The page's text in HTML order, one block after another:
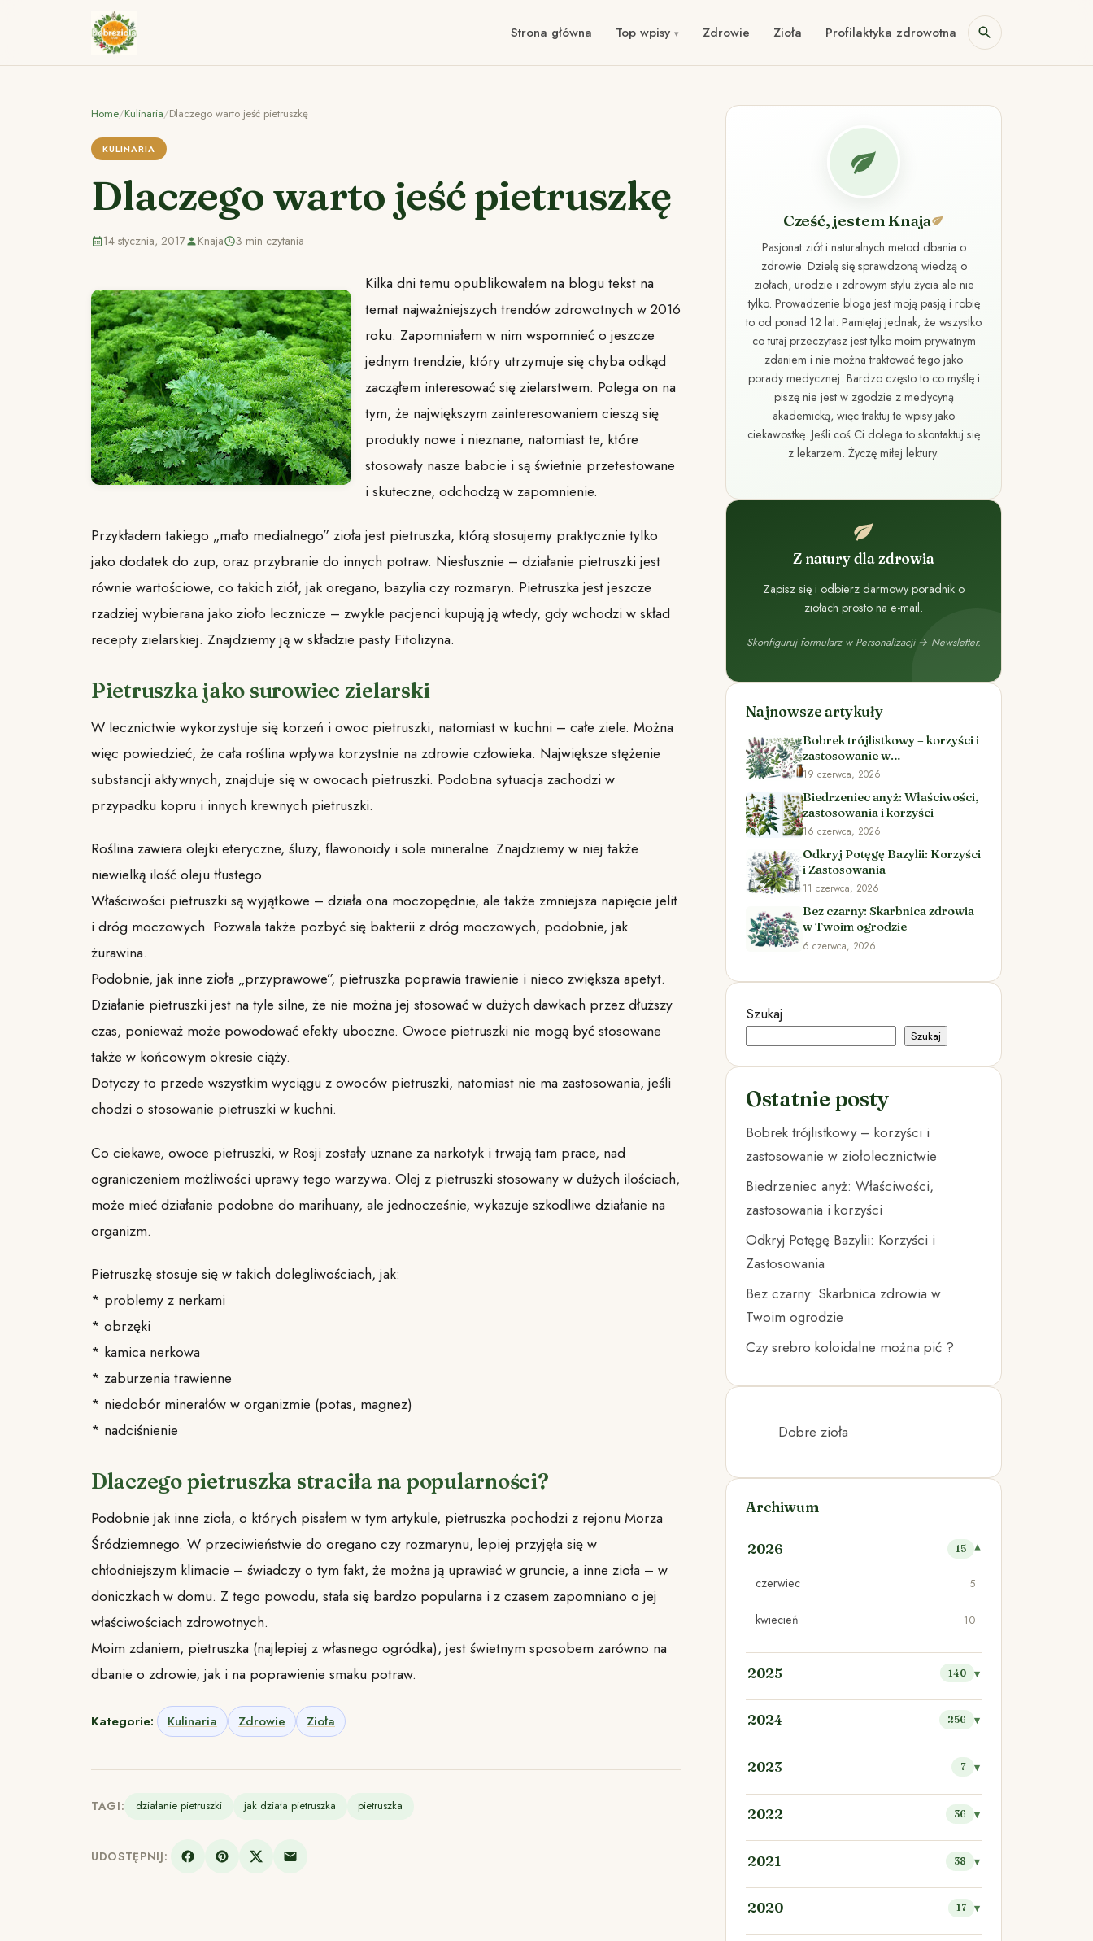
Strona główna Top wpisy Zdrowie Zioła Profilaktyka zdrowotna
Home/Kulinaria/Dlaczego warto jeść pietruszkę
KULINARIA
Dlaczego warto jeść pietruszkę
14 stycznia, 2017 Knaja 3 min czytania
Kilka dni temu opublikowałem na blogu tekst na
temat najważniejszych trendów zdrowotnych w 2016
roku. Zapomniałem w nim wspomnieć o jeszcze
jednym trendzie, który utrzymuje się chyba odkąd
zacząłem interesować się zielarstwem. Polega on na
tym, że największym zainteresowaniem cieszą się
produkty nowe i nieznane, natomiast te, które
stosowały nasze babcie i są świetnie przetestowane
i skuteczne, odchodzą w zapomnienie.
Przykładem takiego „mało medialnego” zioła jest pietruszka, którą stosujemy praktycznie tylko
jako dodatek do zup, oraz przybranie do innych potraw. Niesłusznie – działanie pietruszki jest
równie wartościowe, co takich ziół, jak oregano, bazylia czy rozmaryn. Pietruszka jest jeszcze
rzadziej wybierana jako zioło lecznicze – zwykle pacjenci kupują ją wtedy, gdy wchodzi w skład
recepty zielarskiej. Znajdziemy ją w składzie pasty Fitolizyna.
Pietruszka jako surowiec zielarski
W lecznictwie wykorzystuje się korzeń i owoc pietruszki, natomiast w kuchni – całe ziele. Można
więc powiedzieć, że cała roślina wpływa korzystnie na zdrowie człowieka. Największe stężenie
substancji aktywnych, znajduje się w owocach pietruszki. Podobna sytuacja zachodzi w
przypadku kopru i innych krewnych pietruszki.
Roślina zawiera olejki eteryczne, śluzy, flawonoidy i sole mineralne. Znajdziemy w niej także
niewielką ilość oleju tłustego.
Właściwości pietruszki są wyjątkowe – działa ona moczopędnie, ale także zmniejsza napięcie jelit
i dróg moczowych. Pozwala także pozbyć się bakterii z dróg moczowych, podobnie, jak
żurawina.
Podobnie, jak inne zioła „przyprawowe”, pietruszka poprawia trawienie i nieco zwiększa apetyt.
Działanie pietruszki jest na tyle silne, że nie można jej stosować w dużych dawkach przez dłuższy
czas, ponieważ może powodować efekty uboczne. Owoce pietruszki nie mogą być stosowane
także w końcowym okresie ciąży.
Dotyczy to przede wszystkim wyciągu z owoców pietruszki, natomiast nie ma zastosowania, jeśli
chodzi o stosowanie pietruszki w kuchni.
Co ciekawe, owoce pietruszki, w Rosji zostały uznane za narkotyk i trwają tam prace, nad
ograniczeniem możliwości uprawy tego warzywa. Olej z pietruszki stosowany w dużych ilościach,
może mieć działanie podobne do marihuany, ale jednocześnie, wykazuje szkodliwe działanie na
organizm.
Pietruszkę stosuje się w takich dolegliwościach, jak:
* problemy z nerkami
* obrzęki
* kamica nerkowa
* zaburzenia trawienne
* niedobór minerałów w organizmie (potas, magnez)
* nadciśnienie
Dlaczego pietruszka straciła na popularności?
Podobnie jak inne zioła, o których pisałem w tym artykule, pietruszka pochodzi z rejonu Morza
Śródziemnego. W przeciwieństwie do oregano czy rozmarynu, lepiej przyjęła się w
chłodniejszym klimacie – świadczy o tym fakt, że można ją uprawiać w gruncie, a inne zioła – w
doniczkach w domu. Z tego powodu, stała się bardzo popularna i z czasem zapomniano o jej
właściwościach zdrowotnych.
Moim zdaniem, pietruszka (najlepiej z własnego ogródka), jest świetnym sposobem zarówno na
dbanie o zdrowie, jak i na poprawienie smaku potraw.
Kategorie: Kulinaria Zdrowie Zioła
TAGI: działanie pietruszki jak działa pietruszka pietruszka
UDOSTĘPNIJ:
Cześć, jestem Knaja
Pasjonat ziół i naturalnych metod dbania o
zdrowie. Dzielę się sprawdzoną wiedzą o
ziołach, urodzie i zdrowym stylu życia ale nie
tylko. Prowadzenie bloga jest moją pasją i robię
to od ponad 12 lat. Pamiętaj jednak, że wszystko
co tutaj przeczytasz jest tylko moim prywatnym
zdaniem i nie można traktować tego jako
porady medycznej. Bardzo często to co myślę i
piszę nie jest w zgodzie z medycyną
akademicką, więc traktuj te wpisy jako
ciekawostkę. Jeśli coś Ci dolega to skontaktuj się
z lekarzem. Życzę miłej lektury.
Z natury dla zdrowia
Zapisz się i odbierz darmowy poradnik o
ziołach prosto na e-mail.
Skonfiguruj formularz w Personalizacji → Newsletter.
Najnowsze artykuły
Bobrek trójlistkowy – korzyści i
zastosowanie w
ziołolecznictwie
19 czerwca, 2026
Biedrzeniec anyż: Właściwości,
zastosowania i korzyści
16 czerwca, 2026
Odkryj Potęgę Bazylii: Korzyści
i Zastosowania
11 czerwca, 2026
Bez czarny: Skarbnica zdrowia
w Twoim ogrodzie
6 czerwca, 2026
Szukaj
Szukaj
Ostatnie posty
Bobrek trójlistkowy – korzyści i
zastosowanie w ziołolecznictwie
Biedrzeniec anyż: Właściwości,
zastosowania i korzyści
Odkryj Potęgę Bazylii: Korzyści i
Zastosowania
Bez czarny: Skarbnica zdrowia w
Twoim ogrodzie
Czy srebro koloidalne można pić ?
Dobre zioła
Archiwum
2026 15
czerwiec 5
kwiecień 10
2025 140
2024 256
2023 7
2022 36
2021 38
2020 17